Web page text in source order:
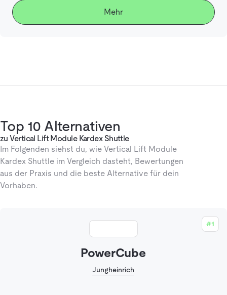
Mehr
Top 10 Alternativen
zu Vertical Lift Module Kardex Shuttle
Im Folgenden siehst du, wie Vertical Lift Module
Kardex Shuttle im Vergleich dasteht, Bewertungen
aus der Praxis und die beste Alternative für dein
Vorhaben.
#1
PowerCube
Jungheinrich